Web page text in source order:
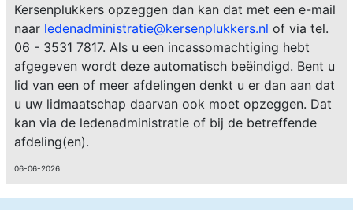
Kersenplukkers opzeggen dan kan dat met een e-mail
naar ledenadministratie@kersenplukkers.nl of via tel.
06 - 3531 7817. Als u een incassomachtiging hebt
afgegeven wordt deze automatisch beëindigd. Bent u
lid van een of meer afdelingen denkt u er dan aan dat
u uw lidmaatschap daarvan ook moet opzeggen. Dat
kan via de ledenadministratie of bij de betreffende
afdeling(en).
06-06-2026